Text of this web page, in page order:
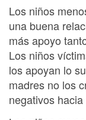
Los niños
una buena
más apoyo
Los niños
los apoyan lo
madres no los
negativos hacia